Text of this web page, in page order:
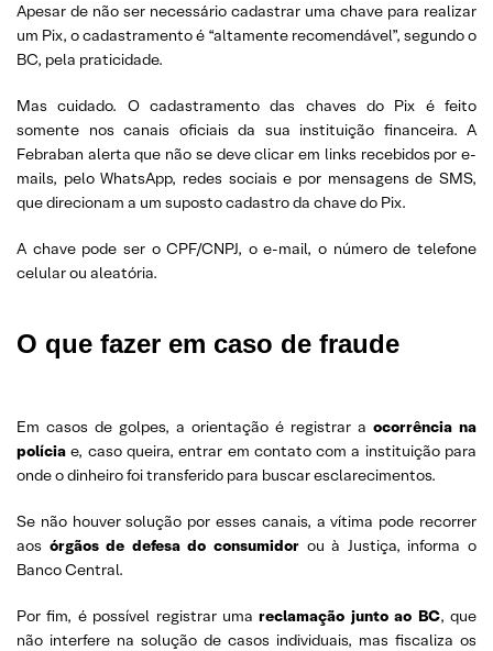
Apesar de não ser necessário cadastrar uma chave para realizar
um Pix, o cadastramento é “altamente recomendável”, segundo o
BC, pela praticidade.
Mas cuidado. O cadastramento das chaves do Pix é feito
somente nos canais oficiais da sua instituição financeira. A
Febraban alerta que não se deve clicar em links recebidos por e-
mails, pelo WhatsApp, redes sociais e por mensagens de SMS,
que direcionam a um suposto cadastro da chave do Pix.
A chave pode ser o CPF/CNPJ, o e-mail, o número de telefone
celular ou aleatória.
O que fazer em caso de fraude
Em casos de golpes, a orientação é registrar a ocorrência na
polícia e, caso queira, entrar em contato com a instituição para
onde o dinheiro foi transferido para buscar esclarecimentos.
Se não houver solução por esses canais, a vítima pode recorrer
aos órgãos de defesa do consumidor ou à Justiça, informa o
Banco Central.
Por fim, é possível registrar umareclamação junto ao BC, que
não interfere na solução de casos individuais, mas fiscaliza os